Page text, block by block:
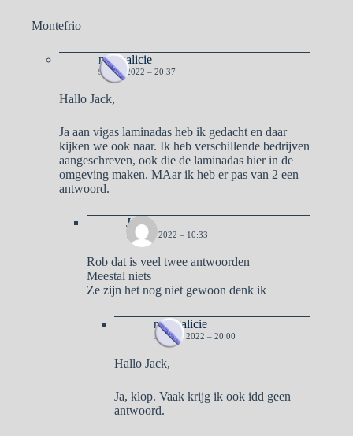
Montefrio
naargalicie
9 JULI 2022 – 20:37
Hallo Jack,
Ja aan vigas laminadas heb ik gedacht en daar
kijken we ook naar. Ik heb verschillende bedrijven
aangeschreven, ook die de laminadas hier in de
omgeving maken. MAar ik heb er pas van 2 een
antwoord.
Jack
10 JULI 2022 – 10:33
Rob dat is veel twee antwoorden
Meestal niets
Ze zijn het nog niet gewoon denk ik
naargalicie
10 JULI 2022 – 20:00
Hallo Jack,
Ja, klop. Vaak krijg ik ook idd geen
antwoord.